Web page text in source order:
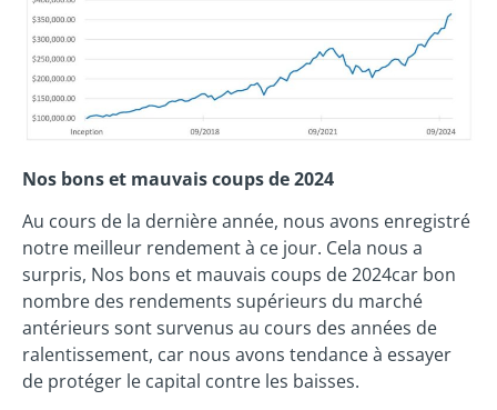
Nos bons et mauvais coups de 2024
Au cours de la dernière année, nous avons enregistré
notre meilleur rendement à ce jour. Cela nous a
surpris, Nos bons et mauvais coups de 2024car bon
nombre des rendements supérieurs du marché
antérieurs sont survenus au cours des années de
ralentissement, car nous avons tendance à essayer
de protéger le capital contre les baisses.